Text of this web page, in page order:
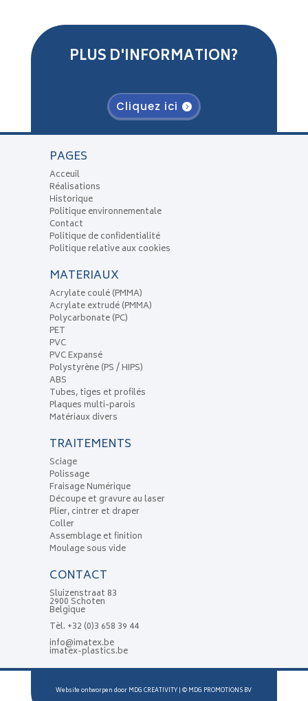
PLUS D'INFORMATION?
Cliquez ici
PAGES
Acceuil
Réalisations
Historique
Politique environnementale
Contact
Politique de confidentialité
Politique relative aux cookies
MATERIAUX
Acrylate coulé (PMMA)
Acrylate extrudé (PMMA)
Polycarbonate (PC)
PET
PVC
PVC Expansé
Polystyrène (PS / HIPS)
ABS
Tubes, tiges et profilés
Plaques multi-parois
Matériaux divers
TRAITEMENTS
Sciage
Polissage
Fraisage Numérique
Découpe et gravure au laser
Plier, cintrer et draper
Coller
Assemblage et finition
Moulage sous vide
CONTACT
Sluizenstraat 83
2900 Schoten
Belgique
Tèl. +32 (0)3 658 39 44
info@imatex.be
imatex-plastics.be
Website ontworpen door MDG CREATIVITY | © MDG PROMOTIONS BV